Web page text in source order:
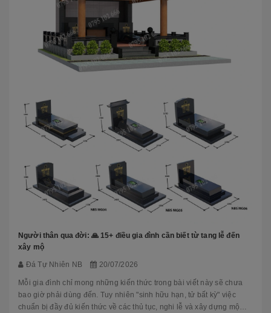
Người thân qua đời: 🙏 15+ điều gia đình cần biết từ tang lễ đến
xây mộ
Đá Tự Nhiên NB 20/07/2026
Mỗi gia đình chỉ mong những kiến thức trong bài viết này sẽ chưa
bao giờ phải dùng đến. Tuy nhiên "sinh hữu hạn, tử bất kỳ" việc
chuẩn bị đầy đủ kiến thức về các thủ tục, nghi lễ và xây dựng mộ